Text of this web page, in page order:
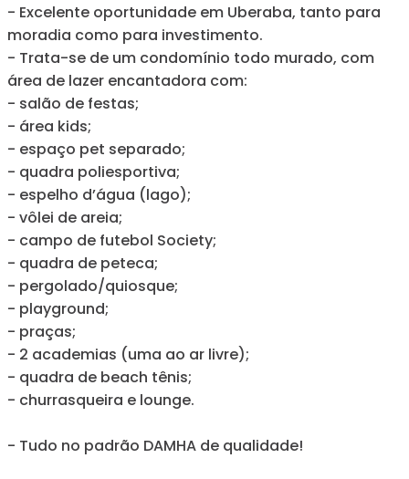
- Excelente oportunidade em Uberaba, tanto para
moradia como para investimento.
- Trata-se de um condomínio todo murado, com
área de lazer encantadora com:
- salão de festas;
- área kids;
- espaço pet separado;
- quadra poliesportiva;
- espelho d’água (lago);
- vôlei de areia;
- campo de futebol Society;
- quadra de peteca;
- pergolado/quiosque;
- playground;
- praças;
- 2 academias (uma ao ar livre);
- quadra de beach tênis;
- churrasqueira e lounge.
- Tudo no padrão DAMHA de qualidade!